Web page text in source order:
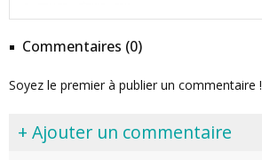
Commentaires (0)
Soyez le premier à publier un commentaire !
+ Ajouter un commentaire